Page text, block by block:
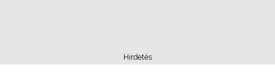
Hirdetés